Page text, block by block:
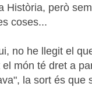
Història, però
coses...
no he llegit el
món té dret a
la sort és que